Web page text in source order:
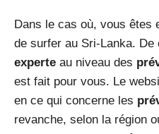
Dans le cas où, vous êtes
de surfer au Sri-Lanka. De
experte au niveau des
est fait pour vous. Le
en ce qui concerne les
revanche, selon la région